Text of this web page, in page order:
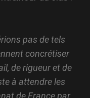
concrétiser
de rigueur et de
à attendre les
de France par
prochaine